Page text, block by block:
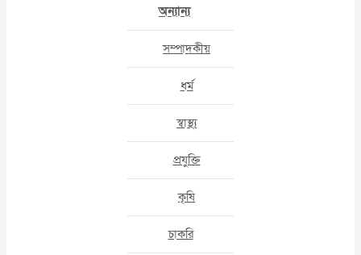
অন্যান্য
সম্পাদকীয়
ধর্ম
স্বাস্থ্য
প্রযুক্তি
কৃষি
চাকরি